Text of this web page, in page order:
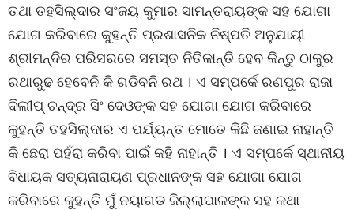
ତଥା ତହସିଲ୍‌ଦାର ସଂଜୟ କୁମାର ସାମନ୍ତରାୟଙ୍କ ସହ ଯୋଗା
ଯୋଗ କରିବାରେ କୁହନ୍ତି ପ୍ରଶାସନିକ ନିଷ୍ପତି ଅନୁଯାୟୀ
ଶ୍ରୀମନ୍ଦିର ପରିସରରେ ସମସ୍ତ ନିତିକାନ୍ତି ହେବ କିନ୍ତୁ ଠାକୁର
ରଥାରୁଢ ହେବେନି କି ଗଡିବନି ରଥ । ଏ ସମ୍ପର୍କେ ରଣପୁର ରାଜା
ଦିଲୀପ୍ ଚନ୍ଦ୍ର ସିଂ ଦେଓଙ୍କ ସହ ଯୋଗା ଯୋଗ କରିବାରେ
କୁହନ୍ତି ତହସିଲ୍‌ଦାର ଏ ପର୍ଯ୍ୟନ୍ତ ମୋତେ କିଛି ଜଣାଇ ନାହାନ୍ତି
କି ଛେରା ପହଁରା କରିବା ପାଇଁ କହି ନାହାନ୍ତି । ଏ ସମ୍ପର୍କେ ସ୍ଥାନୀୟ
ବିଧାୟକ ସତ୍ୟନାରାୟଣ ପ୍ରଧାନଙ୍କ ସହ ଯୋଗା ଯୋଗ
କରିବାରେ କୁହନ୍ତି ମୁଁ ନୟାଗଡ ଜିଲ୍ଲାପାଳଙ୍କ ସହ କଥା